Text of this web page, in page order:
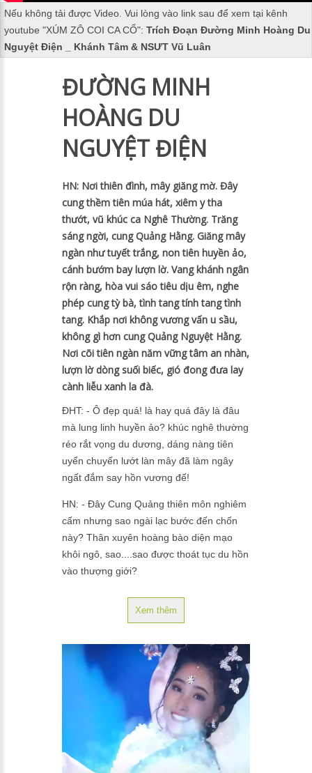
Nếu không tải được Video. Vui lòng vào link sau để xem tại kênh
youtube "XÚM ZÔ COI CA CỔ": Trích Đoạn Đường Minh Hoàng Du
Nguyệt Điện _ Khánh Tâm & NSƯT Vũ Luân
ĐƯỜNG MINH
HOÀNG DU
NGUYỆT ĐIỆN
HN: Nơi thiên đình, mây giăng mờ. Đây
cung thềm tiên múa hát, xiêm y tha
thướt, vũ khúc ca Nghê Thường. Trăng
sáng ngời, cung Quảng Hằng. Giăng mây
ngàn như tuyết trắng, non tiên huyền ảo,
cánh bướm bay lượn lờ. Vang khánh ngân
rộn ràng, hòa vui sáo tiêu dịu êm, nghe
phép cung tỳ bà, tình tang tính tang tình
tang. Khắp nơi không vương vấn u sầu,
không gì hơn cung Quảng Nguyệt Hằng.
Nơi cõi tiên ngàn năm vững tâm an nhàn,
lượn lờ dòng suối biếc, gió đong đưa lay
cành liễu xanh la đà.
ĐHT: - Ô đẹp quá! là hay quá đây là đâu
mà lung linh huyền ảo? khúc nghê thường
réo rắt vọng du dương, dáng nàng tiên
uyển chuyển lướt làn mây đã làm ngây
ngất đắm say hồn vương đế!
HN: - Đây Cung Quảng thiên môn nghiêm
cấm nhưng sao ngài lạc bước đến chốn
này? Thân xuyên hoàng bào diện mạo
khôi ngô, sao....sao được thoát tục du hồn
vào thượng giới?
ĐHT: - Nơi dương gian ngôi vàng ta bĩnh
trị Đường Minh Hoàng danh thật Huyền
dáng chị Hằng nên ta mơ ước lướt mây
hồng lên cung Quảng
HN: - Cung quảng hằng hữu phước được
thánh hoàng ngự bước quang lâm, đây
cảnh giới mời con trời tường lãm
ĐHT: - Đa tạ!
Xem thêm